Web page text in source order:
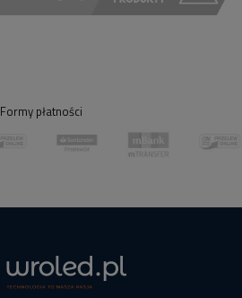
Formy płatności